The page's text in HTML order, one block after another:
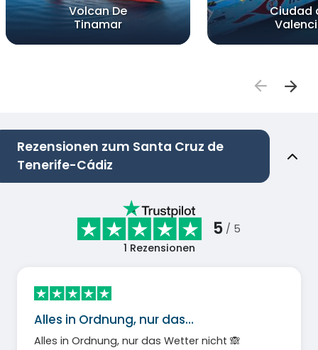
Volcan De
Tinamar
Ciudad
Rezensionen zum Santa Cruz de
Tenerife-Cádiz
5 / 5
1 Rezensionen
Alles in Ordnung, nur das…
Alles in Ordnung, nur das Wetter nicht 🙈